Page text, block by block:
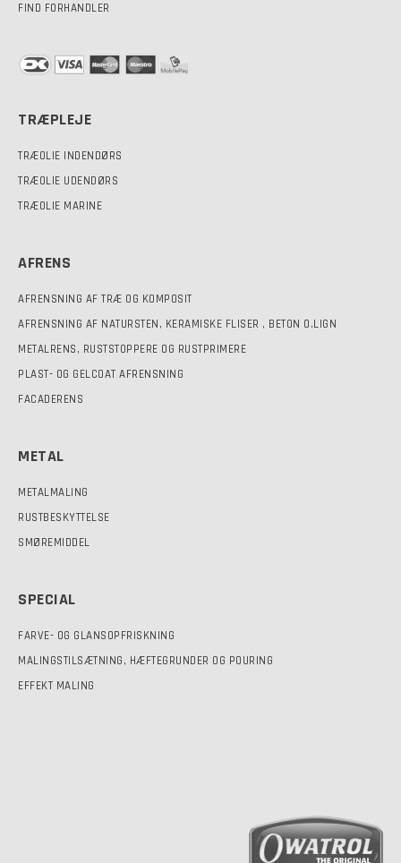
FIND FORHANDLER
TRÆPLEJE
TRÆOLIE INDENDØRS
TRÆOLIE UDENDØRS
TRÆOLIE MARINE
AFRENS
AFRENSNING AF TRÆ OG KOMPOSIT
AFRENSNING AF NATURSTEN, KERAMISKE FLISER , BETON O.LIGN
METALRENS, RUSTSTOPPERE OG RUSTPRIMERE
PLAST- OG GELCOAT AFRENSNING
FACADERENS
METAL
METALMALING
RUSTBESKYTTELSE
SMØREMIDDEL
SPECIAL
FARVE- OG GLANSOPFRISKNING
MALINGSTILSÆTNING, HÆFTEGRUNDER OG POURING
EFFEKT MALING